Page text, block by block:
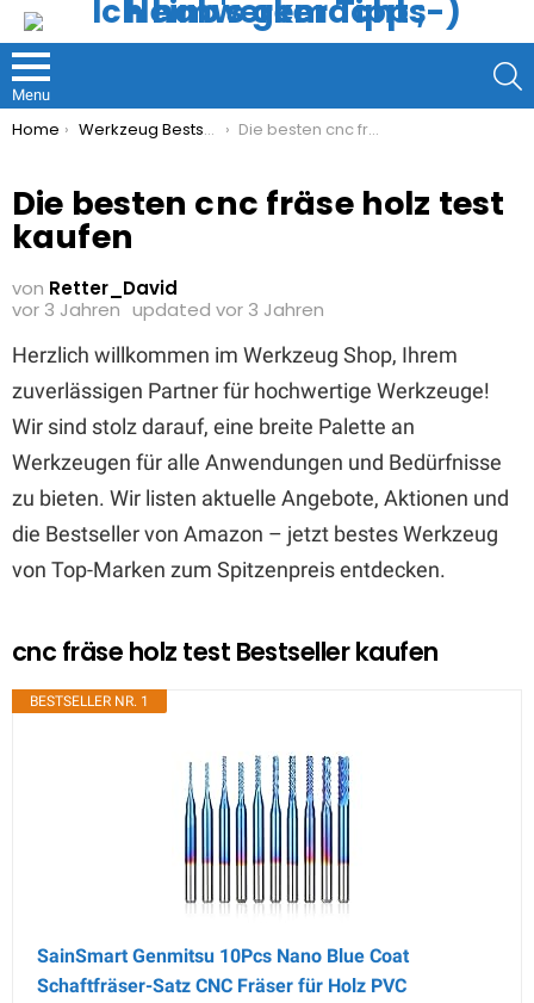
Menu
You are here:
Home Werkzeug Bestseller Die besten cnc fräse holz test kaufen
Die besten cnc fräse holz test
kaufen
von Retter_David
vor 3 Jahren updated vor 3 Jahren
Herzlich willkommen im Werkzeug Shop, Ihrem
zuverlässigen Partner für hochwertige Werkzeuge!
Wir sind stolz darauf, eine breite Palette an
Werkzeugen für alle Anwendungen und Bedürfnisse
zu bieten. Wir listen aktuelle Angebote, Aktionen und
die Bestseller von Amazon – jetzt bestes Werkzeug
von Top-Marken zum Spitzenpreis entdecken.
cnc fräse holz test Bestseller kaufen
BESTSELLER NR. 1
SainSmart Genmitsu 10Pcs Nano Blue Coat
Schaftfräser-Satz CNC Fräser für Holz PVC